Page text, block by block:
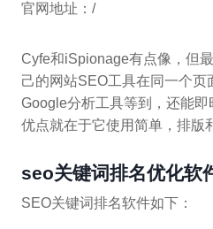
官网地址：/
Cyfe和iSpionage有点像，但
己的网站SEO工具在同一个页
Google分析工具等到，还能即
优点就在于它使用简单，排版
seo关键词排名优化软
SEO关键词排名软件如下：